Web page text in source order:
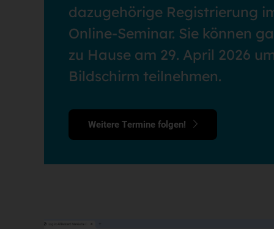
dazugehörige Registrierung
Online-Seminar. Sie können
zu Hause am 29. April 2026
Bildschirm teilnehmen.
Weitere Termine folgen!